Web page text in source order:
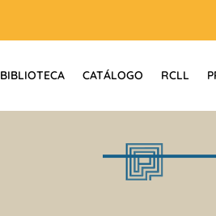
BIBLIOTECA CATÁLOGO RCLL